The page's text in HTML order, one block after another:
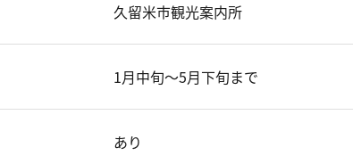
久留米市観光案内所
1月中旬～5月下旬まで
あり